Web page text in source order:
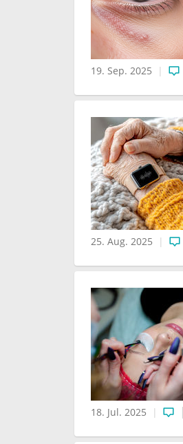
19. Sep. 2025
25. Aug. 2025
18. Jul. 2025